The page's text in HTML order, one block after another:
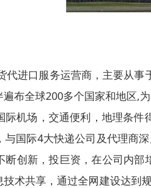
进口服务运营商，主要从事
布全球200多个国家和地区,
机场，交通便利，地理条
国际4大快递公司及代理商
创新，投巨资，在公司内
术共享，通过全网建设达